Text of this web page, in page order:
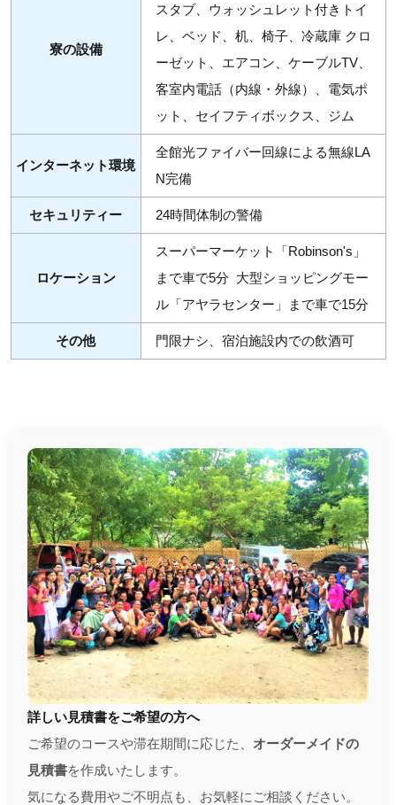
寮の設備
スタブ、ウォッシュレット付きトイ
レ、ベッド、机、椅子、冷蔵庫 クロ
ーゼット、エアコン、ケーブルTV、
客室内電話（内線・外線）、電気ポ
ット、セイフティボックス、ジム
インターネット環境
全館光ファイバー回線による無線LA
N完備
セキュリティー 24時間体制の警備
ロケーション
スーパーマーケット「Robinson's」
まで車で5分 大型ショッピングモー
ル「アヤラセンター」まで車で15分
その他 門限ナシ、宿泊施設内での飲酒可
詳しい見積書をご希望の方へ
ご希望のコースや滞在期間に応じた、 オーダーメイドの
見積書を作成いたします。
気になる費用やご不明点も、お気軽にご相談ください。